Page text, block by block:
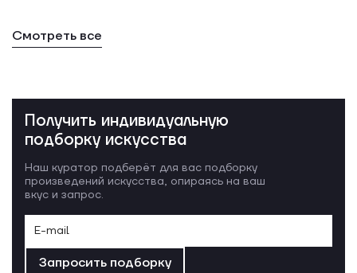
Смотреть все
Получить индивидуальную
подборку искусства
Наш куратор подберёт для вас подборку
произведений искусства, опираясь на ваш
вкус и запрос.
Запросить подборку